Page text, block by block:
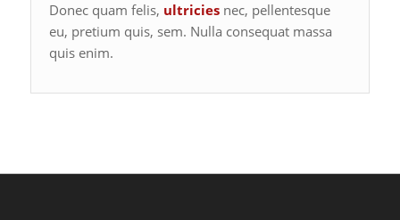
Donec quam felis, ultriciesnec, pellentesque
eu, pretium quis, sem. Nulla consequat massa
quis enim.